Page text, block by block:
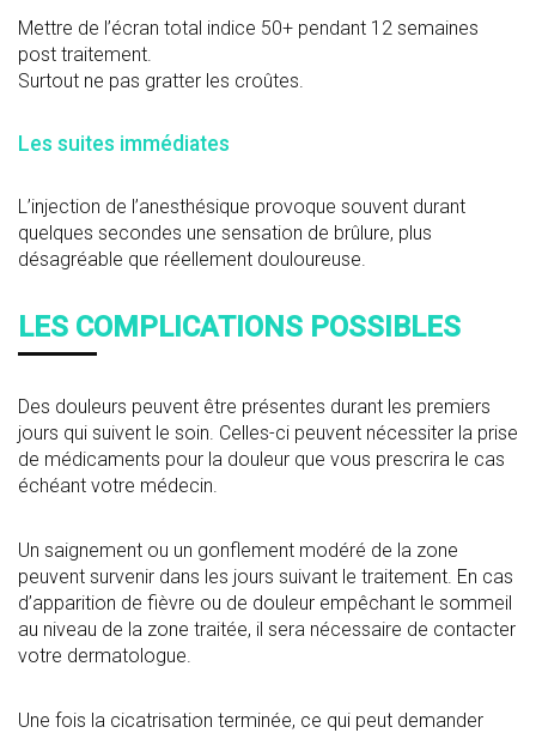
Mettre de l’écran total indice 50+ pendant 12 semaines
post traitement.
Surtout ne pas gratter les croûtes.
Les suites immédiates
L’injection de l’anesthésique provoque souvent durant
quelques secondes une sensation de brûlure, plus
désagréable que réellement douloureuse.
LES COMPLICATIONS POSSIBLES
Des douleurs peuvent être présentes durant les premiers
jours qui suivent le soin. Celles-ci peuvent nécessiter la prise
de médicaments pour la douleur que vous prescrira le cas
échéant votre médecin.
Un saignement ou un gonflement modéré de la zone
peuvent survenir dans les jours suivant le traitement. En cas
d’apparition de fièvre ou de douleur empêchant le sommeil
au niveau de la zone traitée, il sera nécessaire de contacter
votre dermatologue.
Une fois la cicatrisation terminée, ce qui peut demander